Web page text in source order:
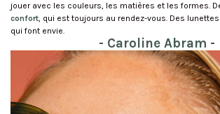
jouer avec les couleurs, les matières et les formes.
confort, qui est toujours au rendez-vous. Des lunettes
qui font envie.
- Caroline Abram -